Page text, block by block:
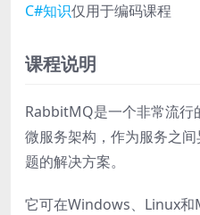
C#知识仅用于编码课程
课程说明
RabbitMQ是一个非常流行
微服务架构，作为服务之
题的解决方案。
它可在Windows、Linux和